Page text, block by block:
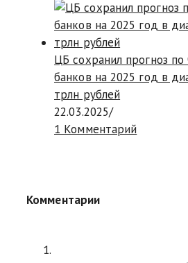
ЦБ сохранил прогноз
банков на 2025 год в
трлн рублей
22.03.2025/
1 Комментарий
Комментарии